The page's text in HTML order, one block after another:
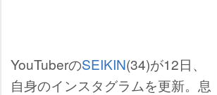
YouTuberのSEIKIN(34)が12日、
自身のインスタグラムを更新。息